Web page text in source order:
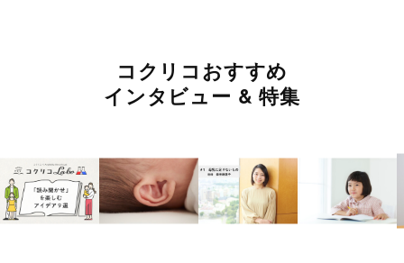
コクリコおすすめ
インタビュー & 特集